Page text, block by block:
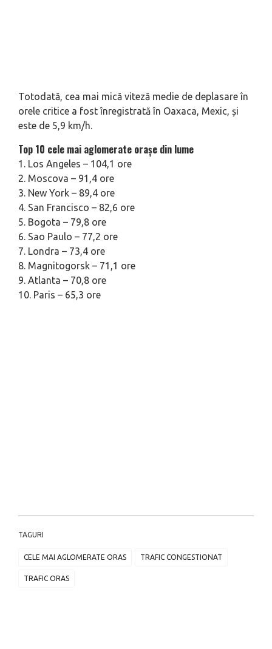
Totodată, cea mai mică viteză medie de deplasare în
orele critice a fost înregistrată în Oaxaca, Mexic, și
este de 5,9 km/h.
Top 10 cele mai aglomerate orașe din lume
1. Los Angeles – 104,1 ore
2. Moscova – 91,4 ore
3. New York – 89,4 ore
4. San Francisco – 82,6 ore
5. Bogota – 79,8 ore
6. Sao Paulo – 77,2 ore
7. Londra – 73,4 ore
8. Magnitogorsk – 71,1 ore
9. Atlanta – 70,8 ore
10. Paris – 65,3 ore
TAGURI
CELE MAI AGLOMERATE ORAS TRAFIC CONGESTIONAT
TRAFIC ORAS